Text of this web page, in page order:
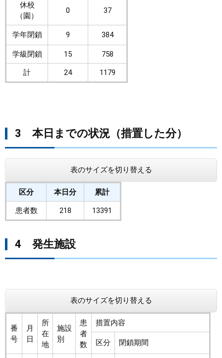
休校
（園）
0 37
学年閉鎖 9 384
学級閉鎖 15 758
計 24 1179
3 本日までの状況（措置した分）
表のサイズを切り替える
区分 本日分 累計
患者数 218 13391
4 発生施設
表のサイズを切り替える
番
号
月
日
所
在
地
施設
別
患
者
数
措置内容
区分 閉鎖期間